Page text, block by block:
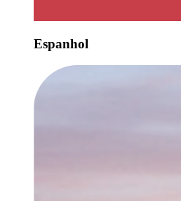
Espanhol